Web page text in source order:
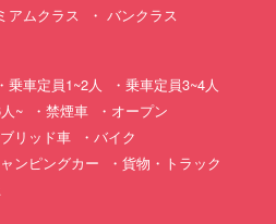
アムクラス バンクラス
乗車定員1~2人
乗車定員3~4人
~ 禁煙車
オープン
リッド車
バイク
ンピングカー
貨物・トラック